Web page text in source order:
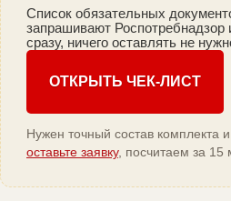
Список обязательных
запрашивают
сразу, ничего оставлять не
ОТКРЫТЬ ЧЕК-ЛИСТ
Нужен точный состав комплекта
оставьте заявку, посчитаем за 15